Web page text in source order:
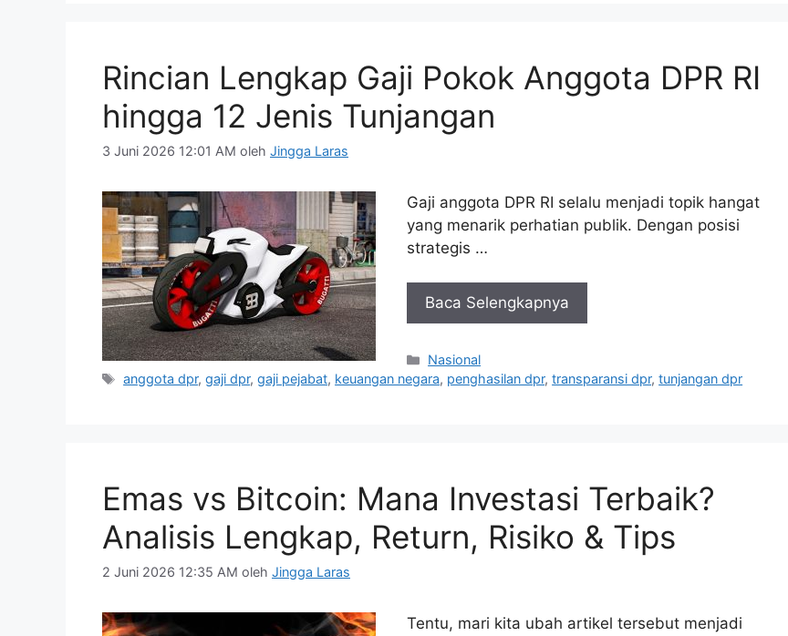
Rincian Lengkap Gaji Pokok Anggota DPR RI
hingga 12 Jenis Tunjangan
3 Juni 2026 12:01 AM oleh Jingga Laras
Gaji anggota DPR RI selalu menjadi topik hangat
yang menarik perhatian publik. Dengan posisi
strategis …
Baca Selengkapnya
Kategori
Nasional
Tag
anggota dpr,gaji dpr,gaji pejabat, keuangan negara, penghasilan dpr,transparansi dpr,tunjangan dpr
Emas vs Bitcoin: Mana Investasi Terbaik?
Analisis Lengkap, Return, Risiko & Tips
2 Juni 2026 12:35 AM oleh Jingga Laras
Tentu, mari kita ubah artikel tersebut menjadi